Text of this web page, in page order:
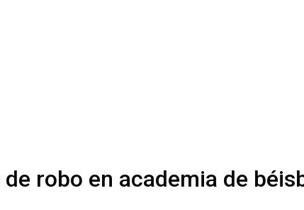
robo en academia de